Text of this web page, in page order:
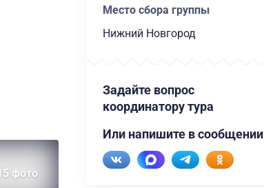
фото
Место сбора группы
Нижний Новгород
Задайте вопрос
координатору тура
Или напишите в сообщении